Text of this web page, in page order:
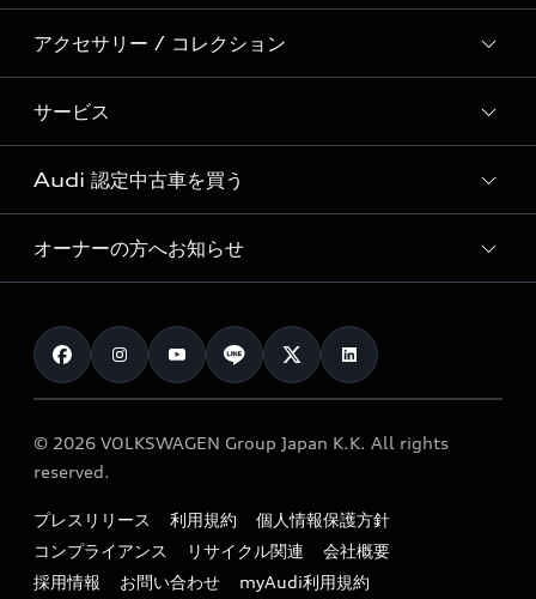
Audi Sport
Formula 1®
デジタルサービス
新車在庫検索
試乗車・展示車検索
見積り依頼
試乗予約
モデル一覧
特別仕様モデル / 限定モデル
e-tronラインアップ
価格シミュレーション
車両比較
カタログ一覧
アクセサリー / コレクション
純正アクセサリー
オンラインショップ
Audi collection
アウディナビアプリ
サービス
サービス入庫予約
サービスプログラム
メンテナンス
車検 / 定期点検
e-tronアフターサポート
myAudi
Audi 認定中古車を買う
Audi認定中古車
クオリティ
保証
メンテナンス
ファイナンス
キャンペーン / イベント
オーナーの方へお知らせ
お知らせ
オーナー様向けキャンペーン
特定整備適用車一覧
リサイクル法
よくある質問（FAQ）
© 2026 VOLKSWAGEN Group Japan K.K. All rights
reserved.
プレスリリース 利用規約
個人情報保護方針
コンプライアンス
リサイクル関連
会社概要
採用情報
お問い合わせ myAudi利用規約